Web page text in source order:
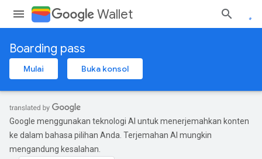
Wallet
Boarding pass
Mulai Buka konsol
Google menggunakan teknologi AI untuk menerjemahkan konten
ke dalam bahasa pilihan Anda. Terjemahan AI mungkin
mengandung kesalahan.